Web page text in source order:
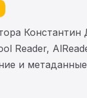
Reader,
и